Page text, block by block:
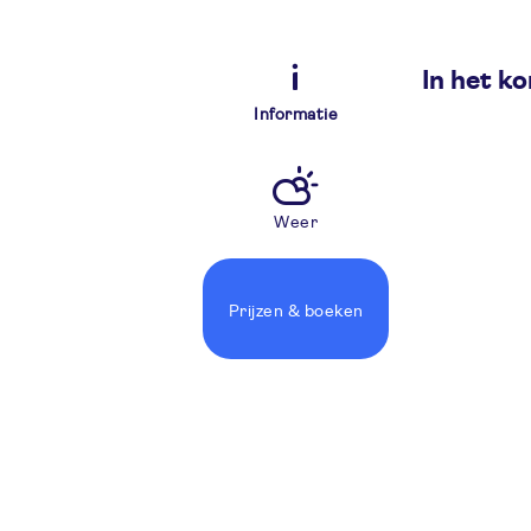
Informatie
Weer
Prijzen & boeken
In het